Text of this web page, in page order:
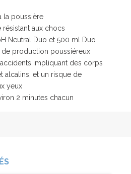
la poussière
aux chocs
Neutral Duo et 500 ml Duo
de production poussiéreux
impliquant des corps
alcalins, et un risque de
yeux
2 minutes chacun